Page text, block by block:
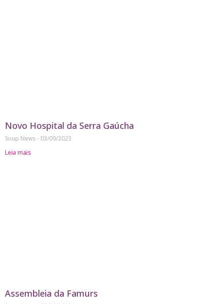
Novo Hospital da Serra Gaúcha
Soup News
03/09/2023
Leia mais
Assembleia da Famurs